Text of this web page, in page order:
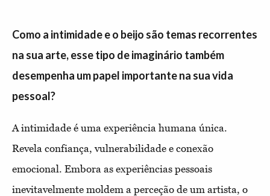
Como a intimidade e o beijo são temas recorrentes
na sua arte, esse tipo de imaginário também
desempenha um papel importante na sua vida
pessoal?
A intimidade é uma experiência humana única.
Revela confiança, vulnerabilidade e conexão
emocional. Embora as experiências pessoais
inevitavelmente moldem a perceção de um artista, o